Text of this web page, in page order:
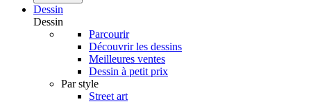
Dessin
Dessin
Parcourir
Découvrir les dessins
Meilleures ventes
Dessin à petit prix
Par style
Street art